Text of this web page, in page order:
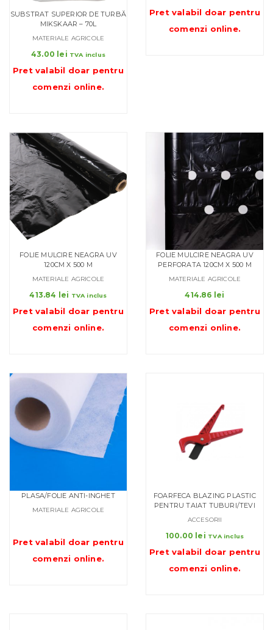
SUBSTRAT SUPERIOR DE TURBĂ
MIKSKAAR – 70L
MATERIALE AGRICOLE
43.00 lei TVA inclus
Pret valabil doar pentru
comenzi online.
Pret valabil doar pentru
comenzi online.
FOLIE MULCIRE NEAGRA UV
120CM X 500 M
MATERIALE AGRICOLE
413.84 lei TVA inclus
Pret valabil doar pentru
comenzi online.
FOLIE MULCIRE NEAGRA UV
PERFORATA 120CM X 500 M
MATERIALE AGRICOLE
414.86 lei
Pret valabil doar pentru
comenzi online.
PLASA/FOLIE ANTI-INGHET
MATERIALE AGRICOLE
Pret valabil doar pentru
comenzi online.
FOARFECA BLAZING PLASTIC
PENTRU TAIAT TUBURI/TEVI
ACCESORII
100.00 lei TVA inclus
Pret valabil doar pentru
comenzi online.